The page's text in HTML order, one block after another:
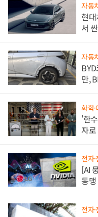
자동
현
서
자동
만,
화학
'한
자
전자
[AI
동맹
전자